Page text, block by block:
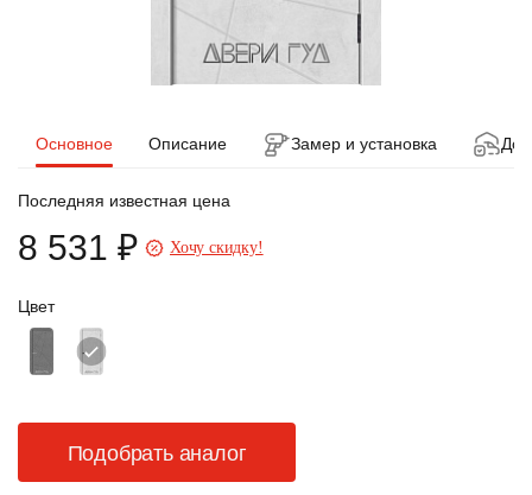
Основное Описание Замер и установка
Цвет
Последняя известная цена
8 531 ₽ Хочу скидку!
Подобрать аналог